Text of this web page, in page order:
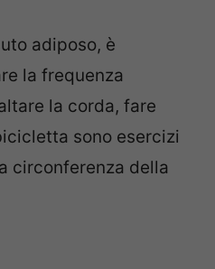
adiposo, è
la frequenza
la corda, fare
sono esercizi
circonferenza della